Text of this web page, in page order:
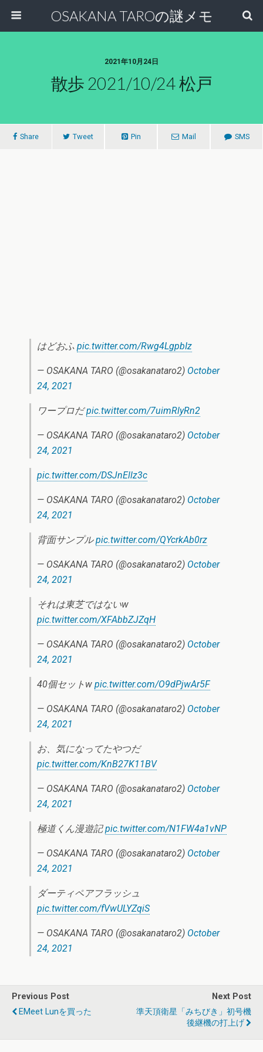
OSAKANA TAROの謎メモ
2021年10月24日
散歩 2021/10/24 松戸
Share Tweet Pin Mail SMS
はどおふ pic.twitter.com/Rwg4LgpbIz
— OSAKANA TARO (@osakanataro2) October
24, 2021
ワープロだpic.twitter.com/7uimRlyRn2
— OSAKANA TARO (@osakanataro2) October
24, 2021
pic.twitter.com/DSJnEllz3c
— OSAKANA TARO (@osakanataro2) October
24, 2021
背面サンプルpic.twitter.com/QYcrkAb0rz
— OSAKANA TARO (@osakanataro2) October
24, 2021
それは東芝ではないw
pic.twitter.com/XFAbbZJZqH
— OSAKANA TARO (@osakanataro2) October
24, 2021
40個セットw pic.twitter.com/O9dPjwAr5F
— OSAKANA TARO (@osakanataro2) October
24, 2021
お、気になってたやつだ
pic.twitter.com/KnB27K11BV
— OSAKANA TARO (@osakanataro2) October
24, 2021
極道くん漫遊記pic.twitter.com/N1FW4a1vNP
— OSAKANA TARO (@osakanataro2) October
24, 2021
ダーティペアフラッシュ
pic.twitter.com/fVwULYZqiS
— OSAKANA TARO (@osakanataro2) October
24, 2021
Previous Post
EMeet Lunを買った
Next Post
準天頂衛星「みちびき」初号機
後継機の打上げ